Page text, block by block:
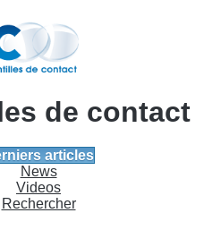
de contact
articles
News
Videos
Rechercher